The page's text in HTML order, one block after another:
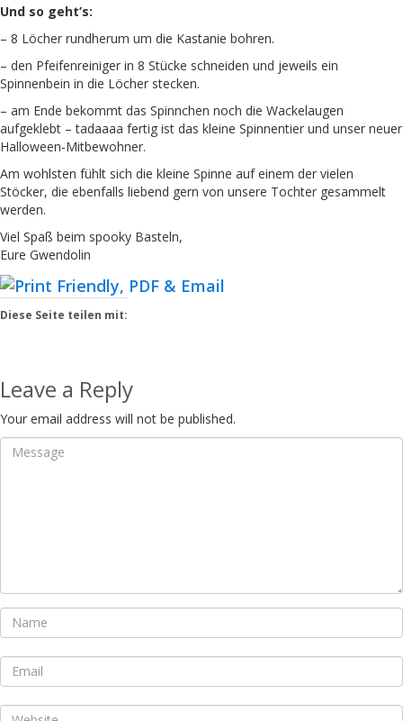
Und so geht’s:
– 8 Löcher rundherum um die Kastanie bohren.
– den Pfeifenreiniger in 8 Stücke schneiden und jeweils ein
Spinnenbein in die Löcher stecken.
– am Ende bekommt das Spinnchen noch die Wackelaugen
aufgeklebt – tadaaaa fertig ist das kleine Spinnentier und unser neuer
Halloween-Mitbewohner.
Am wohlsten fühlt sich die kleine Spinne auf einem der vielen
Stöcker, die ebenfalls liebend gern von unsere Tochter gesammelt
werden.
Viel Spaß beim spooky Basteln,
Eure Gwendolin
Diese Seite teilen mit:
Leave a Reply
Your email address will not be published.